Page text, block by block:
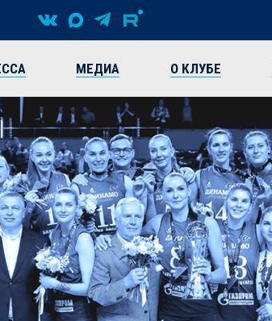
МЕДИА О КЛУБЕ